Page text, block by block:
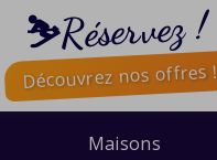
⛷️Réservez !
Découvrez nos offres !
Maisons